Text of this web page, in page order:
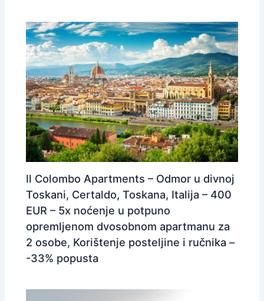
Il Colombo Apartments – Odmor u divnoj
Toskani, Certaldo, Toskana, Italija – 400
EUR – 5x noćenje u potpuno
opremljenom dvosobnom apartmanu za
2 osobe, Korištenje posteljine i ručnika –
-33% popusta